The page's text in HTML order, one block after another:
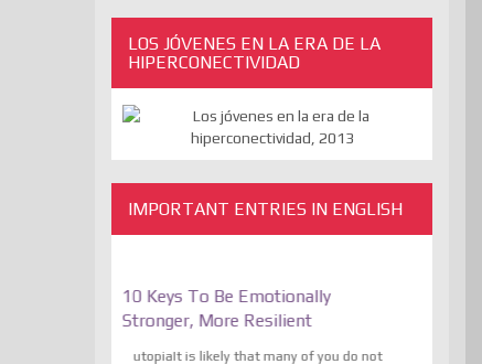
LOS JÓVENES EN LA ERA DE LA
HIPERCONECTIVIDAD
IMPORTANT ENTRIES IN ENGLISH
10 Keys To Be Emotionally
Stronger, More Resilient
utopiaIt is likely that many of you do not